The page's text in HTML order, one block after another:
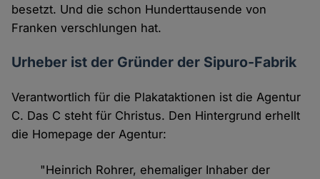
besetzt. Und die schon Hunderttausende von
Franken verschlungen hat.
Urheber ist der Gründer der Sipuro-Fabrik
Verantwortlich für die Plakataktionen ist die Agentur
C. Das C steht für Christus. Den Hintergrund erhellt
die Homepage der Agentur:
"Heinrich Rohrer, ehemaliger Inhaber der